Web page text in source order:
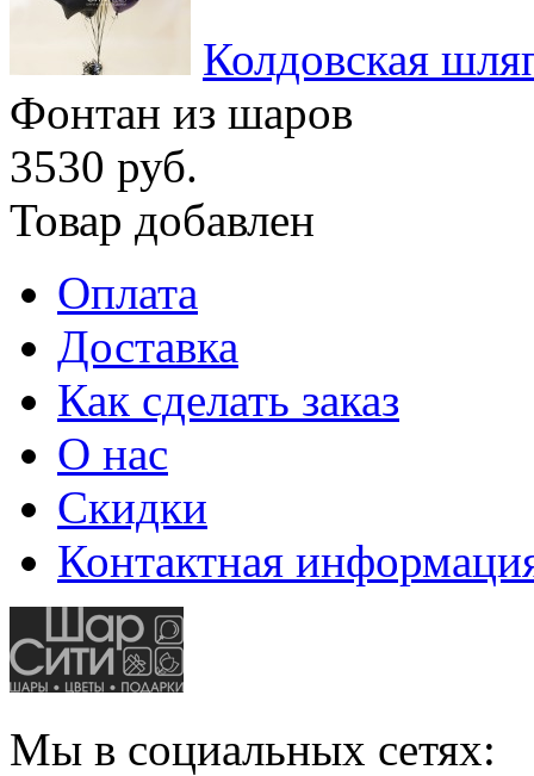
Колдовская
Фонтан из шаров
3530 руб.
Товар добавлен
Оплата
Доставка
Как сделать заказ
О нас
Скидки
Контактная
Мы в социальных сетях: